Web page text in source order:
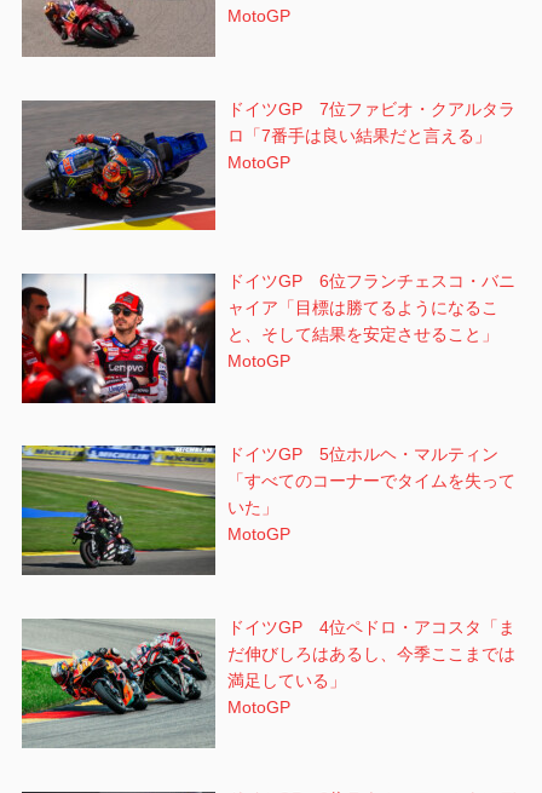
MotoGP
ドイツGP 7位ファビオ・クアルタラ
ロ「7番手は良い結果だと言える」
MotoGP
ドイツGP 6位フランチェスコ・バニ
ャイア「目標は勝てるようになるこ
と、そして結果を安定させること」
MotoGP
ドイツGP 5位ホルヘ・マルティン
「すべてのコーナーでタイムを失って
いた」
MotoGP
ドイツGP 4位ペドロ・アコスタ「ま
だ伸びしろはあるし、今季ここまでは
満足している」
MotoGP